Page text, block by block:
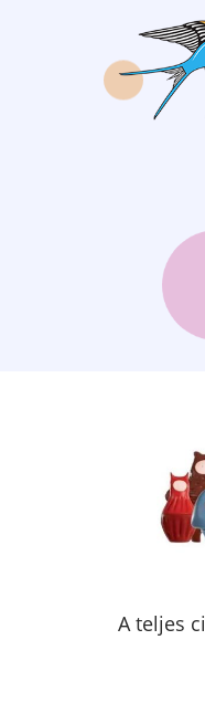
A teljes